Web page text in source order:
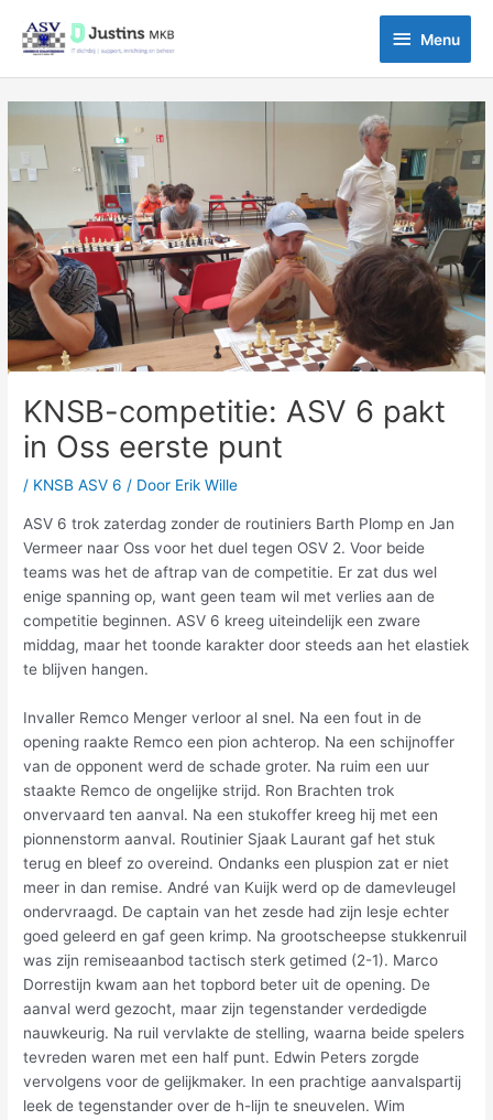
naar
inhoud
Menu
Menu
KNSB-competitie: ASV 6 pakt
in Oss eerste punt
/ KNSB ASV 6 / Door Erik Wille
ASV 6 trok zaterdag zonder de routiniers Barth Plomp en Jan
Vermeer naar Oss voor het duel tegen OSV 2. Voor beide
teams was het de aftrap van de competitie. Er zat dus wel
enige spanning op, want geen team wil met verlies aan de
competitie beginnen. ASV 6 kreeg uiteindelijk een zware
middag, maar het toonde karakter door steeds aan het elastiek
te blijven hangen.
Invaller Remco Menger verloor al snel. Na een fout in de
opening raakte Remco een pion achterop. Na een schijnoffer
van de opponent werd de schade groter. Na ruim een uur
staakte Remco de ongelijke strijd. Ron Brachten trok
onvervaard ten aanval. Na een stukoffer kreeg hij met een
pionnenstorm aanval. Routinier Sjaak Laurant gaf het stuk
terug en bleef zo overeind. Ondanks een pluspion zat er niet
meer in dan remise. André van Kuijk werd op de damevleugel
ondervraagd. De captain van het zesde had zijn lesje echter
goed geleerd en gaf geen krimp. Na grootscheepse stukkenruil
was zijn remiseaanbod tactisch sterk getimed (2-1). Marco
Dorrestijn kwam aan het topbord beter uit de opening. De
aanval werd gezocht, maar zijn tegenstander verdedigde
nauwkeurig. Na ruil vervlakte de stelling, waarna beide spelers
tevreden waren met een half punt. Edwin Peters zorgde
vervolgens voor de gelijkmaker. In een prachtige aanvalspartij
leek de tegenstander over de h-lijn te sneuvelen. Wim
Bericht
navigatie